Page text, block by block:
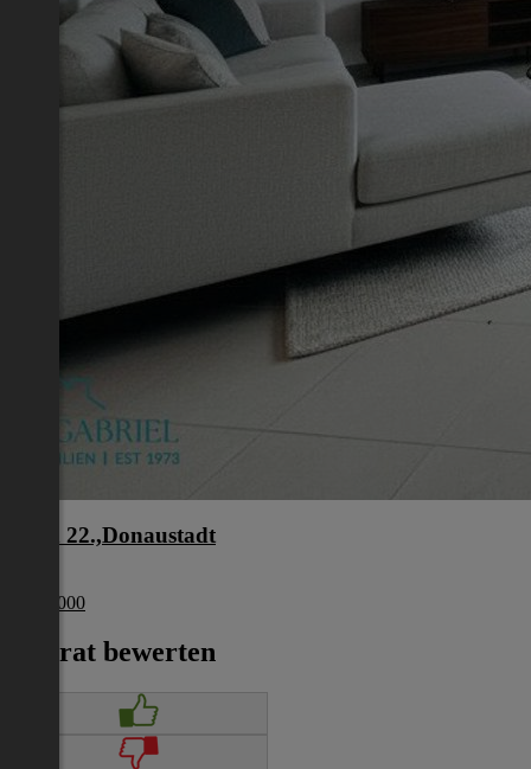
Wien 22.,Donaustadt
€ 274 000
Inserat bewerten